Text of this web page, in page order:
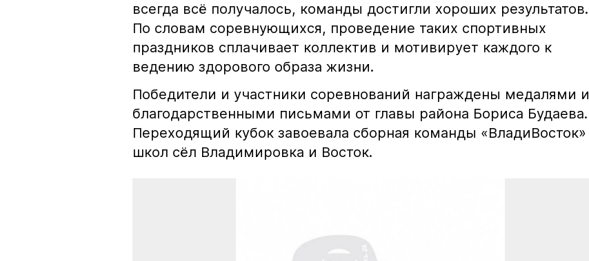
всегда всё получалось, команды достигли хороших результатов.
По словам соревнующихся, проведение таких спортивных
праздников сплачивает коллектив и мотивирует каждого к
ведению здорового образа жизни.
Победители и участники соревнований награждены медалями и
благодарственными письмами от главы района Бориса Будаева.
Переходящий кубок завоевала сборная команды «ВладиВосток»
школ сёл Владимировка и Восток.